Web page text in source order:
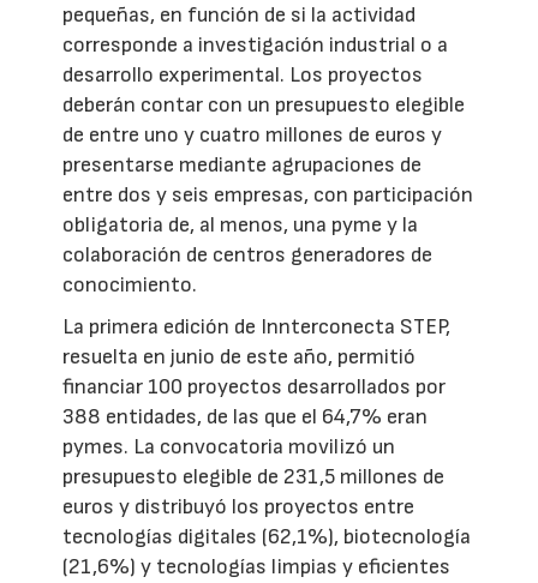
pequeñas, en función de si la actividad
corresponde a investigación industrial o a
desarrollo experimental. Los proyectos
deberán contar con un presupuesto elegible
de entre uno y cuatro millones de euros y
presentarse mediante agrupaciones de
entre dos y seis empresas, con participación
obligatoria de, al menos, una pyme y la
colaboración de centros generadores de
conocimiento.
La primera edición de Innterconecta STEP,
resuelta en junio de este año, permitió
financiar 100 proyectos desarrollados por
388 entidades, de las que el 64,7% eran
pymes. La convocatoria movilizó un
presupuesto elegible de 231,5 millones de
euros y distribuyó los proyectos entre
tecnologías digitales (62,1%), biotecnología
(21,6%) y tecnologías limpias y eficientes